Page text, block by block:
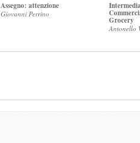
Assegno: attenzione
Giovanni Perrino
Grocery
Antonello